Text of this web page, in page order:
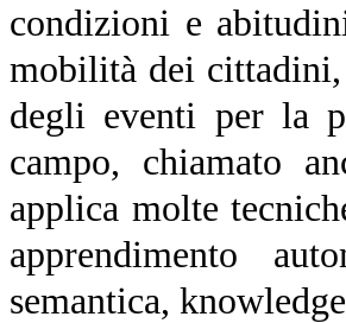
condizioni e
mobilità dei
degli eventi per la
campo, chiamato
applica molte
apprendimento
semantica,